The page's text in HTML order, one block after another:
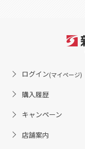
ログイン(マイページ)
購入履歴
キャンペーン
店舗案内